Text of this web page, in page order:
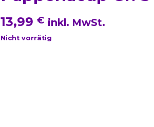
13,99 € inkl. MwSt.
Nicht vorrätig